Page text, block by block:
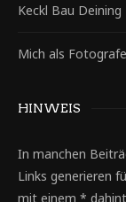
Keckl Bau Deining
Mich als
HINWEIS
In manchen
Links generieren
mit einem *